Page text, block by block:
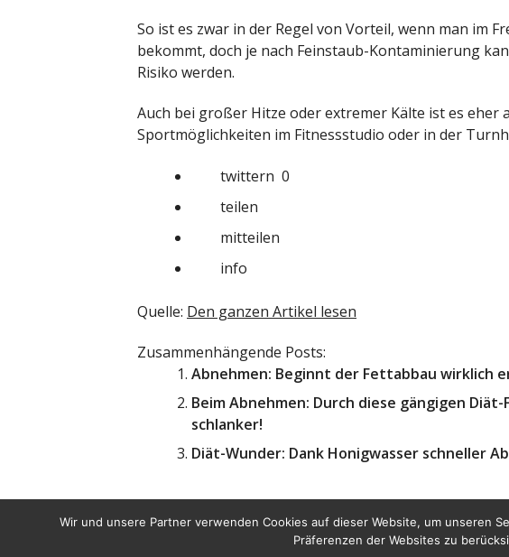
So ist es zwar in der Regel von Vorteil, wenn man im
bekommt, doch je nach Feinstaub-Kontaminierung
Risiko werden.
Auch bei großer Hitze oder extremer Kälte ist es eher
Sportmöglichkeiten im Fitnessstudio oder in der
twittern 0
teilen
mitteilen
info
Quelle: Den ganzen Artikel lesen
Zusammenhängende Posts:
Abnehmen: Beginnt der Fettabbau wirklich
Beim Abnehmen: Durch diese gängigen
schlanker!
Diät-Wunder: Dank Honigwasser schneller
Wir und unsere Partner verwenden Cookies auf dieser Website, um unseren
Präferenzen der Websites zu